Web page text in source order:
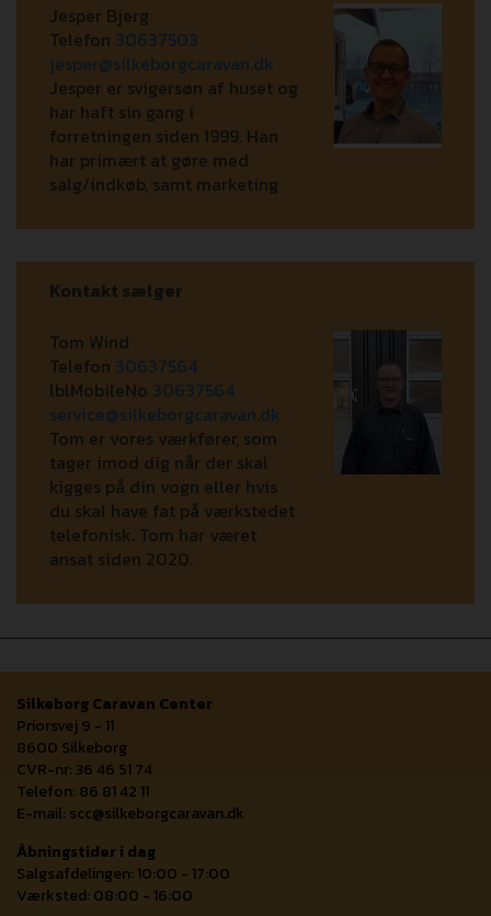
Jesper Bjerg
Telefon 30637503
jesper@silkeborgcaravan.dk
Jesper er svigersøn af huset og
har haft sin gang i
forretningen siden 1999. Han
har primært at gøre med
salg/indkøb, samt marketing
Kontakt sælger
Tom Wind
Telefon 30637564
lblMobileNo 30637564
service@silkeborgcaravan.dk
Tom er vores værkfører, som
tager imod dig når der skal
kigges på din vogn eller hvis
du skal have fat på værkstedet
telefonisk. Tom har været
ansat siden 2020.
Silkeborg Caravan Center
Priorsvej 9 - 11
8600 Silkeborg
CVR-nr: 36 46 51 74
Telefon: 86 81 42 11
E-mail: scc@silkeborgcaravan.dk
Åbningstider i dag
Salgsafdelingen: 10:00 - 17:00
Værksted: 08:00 - 16:00